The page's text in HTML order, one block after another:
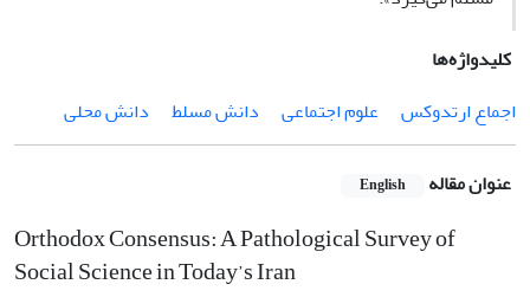
کلیدواژه‌ها
اجماع ارتدوکس
علوم اجتماعی دانش مسلط دانش محلی
عنوان مقاله English
Orthodox Consensus: A Pathological Survey of
Social Science in Today’s Iran